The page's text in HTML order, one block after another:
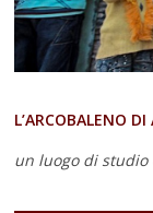
L’ARCOBALENO DI
un luogo di studio